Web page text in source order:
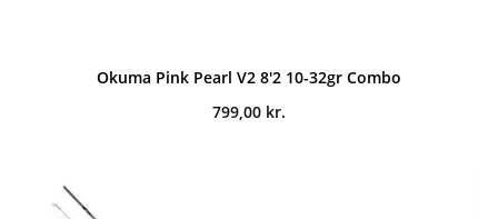
Okuma Pink Pearl V2 8'2 10-32gr Combo
799,00 kr.